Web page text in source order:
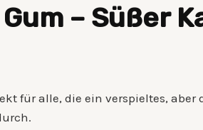
– Süßer
für alle, die ein verspieltes,